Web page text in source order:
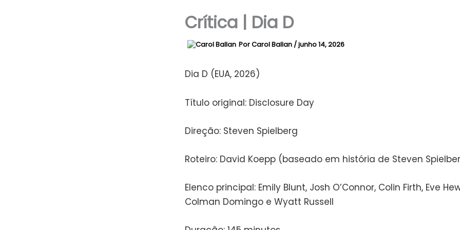
Crítica | Dia D
PorCarol Ballan /junho 14, 2026
Dia D (EUA, 2026)
Título original: Disclosure Day
Direção: Steven Spielberg
Roteiro: David Koepp (baseado em história de Steven
Elenco principal: Emily Blunt, Josh O’Connor, Colin Firth, Eve
Colman Domingo e Wyatt Russell